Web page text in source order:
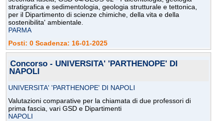
stratigrafica e sedimentologia, geologia strutturale e tettonica,
per il Dipartimento di scienze chimiche, della vita e della
sostenibilita' ambientale.
PARMA
Posti: 0 Scadenza: 16-01-2025
Concorso - UNIVERSITA' 'PARTHENOPE' DI
NAPOLI
UNIVERSITA' 'PARTHENOPE' DI NAPOLI
Valutazioni comparative per la chiamata di due professori di
prima fascia, vari GSD e Dipartimenti
NAPOLI